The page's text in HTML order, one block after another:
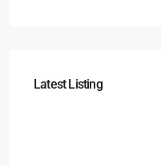
Latest Listing